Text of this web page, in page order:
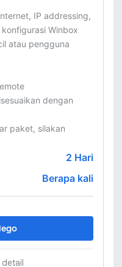
IP addressing,
konfigurasi Winbox
atau pengguna
dengan
paket, silakan
2 Hari
Berapa kali
detail